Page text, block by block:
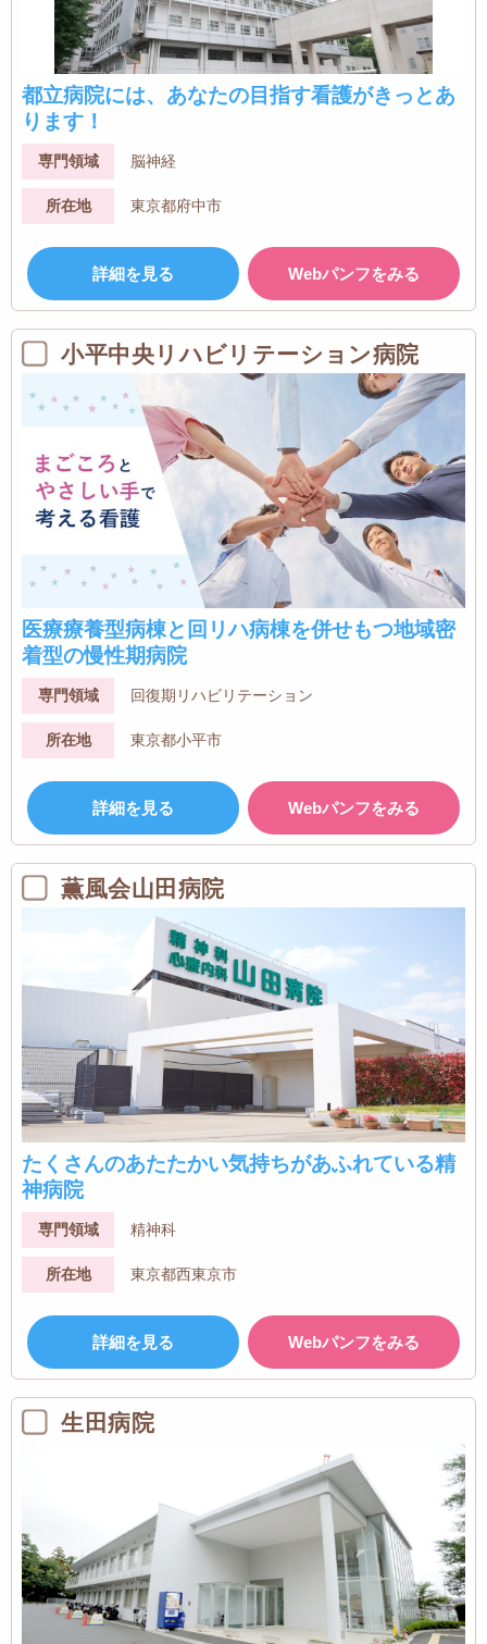
都立病院には、あなたの目指す看護がきっとあ
ります！
専門領域 脳神経
所在地 東京都府中市
詳細を見る Webパンフをみる
小平中央リハビリテーション病院
医療療養型病棟と回リハ病棟を併せもつ地域密
着型の慢性期病院
専門領域 回復期リハビリテーション
所在地 東京都小平市
詳細を見る Webパンフをみる
薫風会山田病院
たくさんのあたたかい気持ちがあふれている精
神病院
専門領域 精神科
所在地 東京都西東京市
詳細を見る Webパンフをみる
生田病院